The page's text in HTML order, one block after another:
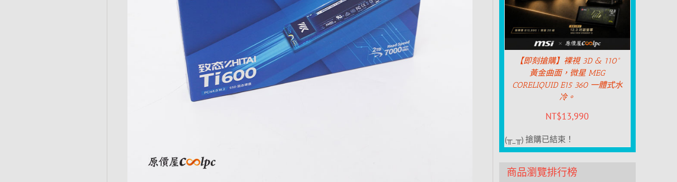
【即刻搶購】裸視 3D & 110°
黃金曲面，微星 MEG
CORELIQUID E15 360 一體式水
冷。
NT$13,990
(╥_╥) 搶購已結束！
商品瀏覽排行榜